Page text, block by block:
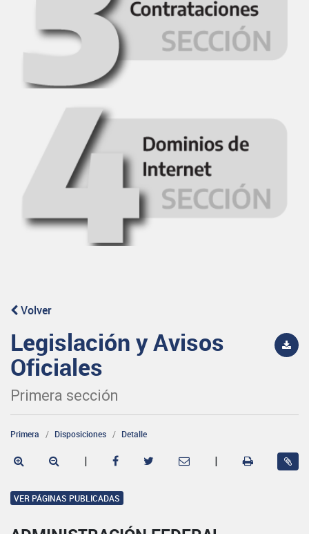
Volver
Legislación y Avisos
Oficiales
Primera sección
Primera Disposiciones Detalle
| |
VER PÁGINAS PUBLICADAS